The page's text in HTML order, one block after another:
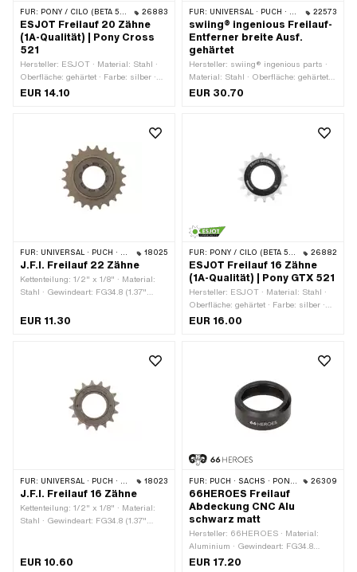
FÜR: PONY / CILO (BETA 521 & 512) 26883
ESJOT Freilauf 20 Zähne
(1A-Qualität) | Pony Cross
521
Hersteller: ESJOT · Material: Stahl ·
Oberfläche: gehärtet · Farbe: silber ·
Anzahl Zähne: 20 Stk. · Kettenteilung:
EUR 14.10
FÜR: UNIVERSAL · PUCH · SACHS · PONY / CILO (BETA 521 & 512) · PIAGGIO 22573
swiing® ingenious Freilauf-
Entferner breite Ausf.
gehärtet
Hersteller: swiing® ingenious parts ·
Material: Stahl · Oberfläche: gehärtet ·
Schlüsselweite: 21 mm ·
EUR 30.70
FÜR: UNIVERSAL · PUCH · SACHS 18025
J.F.I. Freilauf 22 Zähne
Kettenteilung: 1/2" x 1/8" · Material:
Stahl · Gewindeart: FG34.8 (1.37"
EUR 11.30
FÜR: PONY / CILO (BETA 521 & 512) 26882
ESJOT Freilauf 16 Zähne
(1A-Qualität) | Pony GTX 521
Hersteller: ESJOT · Material: Stahl ·
Oberfläche: gehärtet · Farbe: silber ·
Anzahl Zähne: 16 Stk. · Kettenteilung:
EUR 16.00
FÜR: UNIVERSAL · PUCH · SACHS · PONY / CILO (BETA 521 & 512) 18023
J.F.I. Freilauf 16 Zähne
Kettenteilung: 1/2" x 1/8" · Material:
Stahl · Gewindeart: FG34.8 (1.37"
EUR 10.60
FÜR: PUCH · SACHS · PONY / CILO (BETA 521 & 512) 26309
66HEROES Freilauf
Abdeckung CNC Alu
schwarz matt
Hersteller: 66HEROES · Material:
Aluminium · Gewindeart: FG34.8
(1.37" 24G) · Ø aussen: 39 mm ·
EUR 17.20